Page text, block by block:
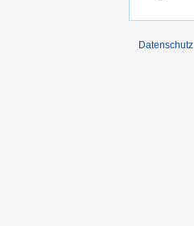
Datenschutz